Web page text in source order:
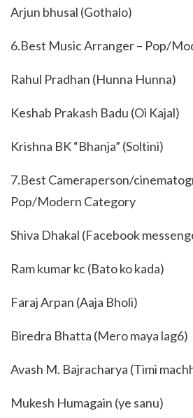
Arjun bhusal (Gothalo)
6.Best Music Arranger – Pop/
Rahul Pradhan (Hunna Hunna)
Keshab Prakash Badu (Oi Kajal)
Krishna BK “Bhanja” (Soltini)
7.Best Cameraperson/
Pop/Modern Category
Shiva Dhakal (Facebook
Ram kumar kc (Bato ko kada)
Faraj Arpan (Aaja Bholi)
Biredra Bhatta (Mero maya lag6)
Avash M. Bajracharya (Timi
Mukesh Humagain (ye sanu)